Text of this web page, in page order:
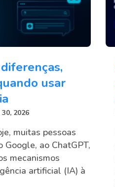
usar
2026
muitas pessoas
Google, ao ChatGPT,
mecanismos
artificial (IA) à